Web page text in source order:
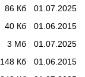
01.07.2025
86 Кб
01.06.2015
40 Кб
01.07.2025
3 Мб
01.06.2015
148 Кб